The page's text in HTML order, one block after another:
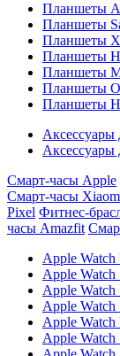
Планшеты
Планшеты
Планшеты
Планшеты
Планшеты
Планшеты
Планшеты
Аксессуары
Аксессуары
Смарт-часы Apple
Смарт-часы
Pixel Фитнес-
часы Amazfit
Apple Watch
Apple Watch
Apple Watch
Apple Watch
Apple Watch
Apple Watch